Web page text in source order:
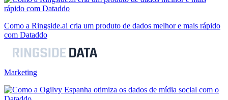
Como a Ringside.ai cria um produto de dados melhor e mais rápido
com Dataddo
Marketing